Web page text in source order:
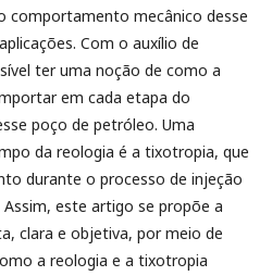
comportamento mecânico desse
Com o auxílio de
ter uma noção de como a
em cada etapa do
poço de petróleo. Uma
da reologia é a tixotropia, que
durante o processo de injeção
este artigo se propõe a
clara e objetiva, por meio de
a reologia e a tixotropia